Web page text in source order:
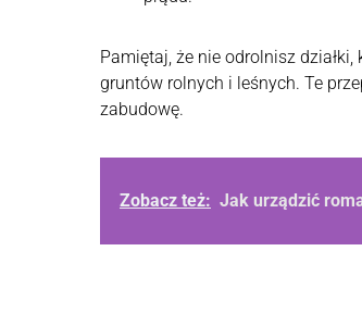
Pamiętaj, że nie odrolnisz
gruntów rolnych i leśnych. Te
zabudowę.
Zobacz też: Jak urządzić